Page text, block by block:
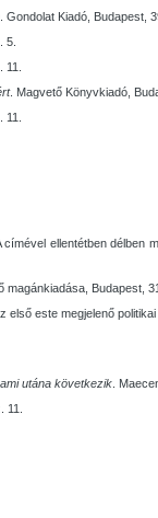
. Gondolat Kiadó, Budapest,
5.
11.
. Magvető Könyvkiadó,
11.
ellentétben délben
magánkiadása, Budapest,
első este megjelenő
utána következik.
11.